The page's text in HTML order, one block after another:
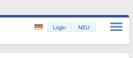
Login NEU